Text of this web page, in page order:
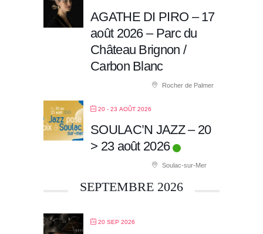
AGATHE DI PIRO – 17
août 2026 – Parc du
Château Brignon /
Carbon Blanc
Rocher de Palmer
20 - 23 AOÛT 2026
SOULAC’N JAZZ – 20
> 23 août 2026
Soulac-sur-Mer
SEPTEMBRE 2026
20 SEP 2026